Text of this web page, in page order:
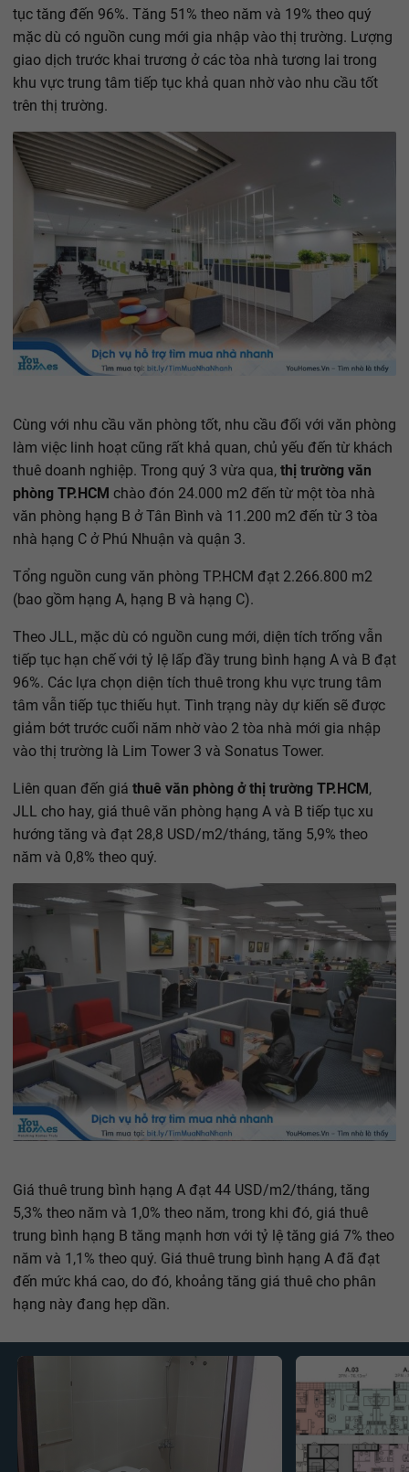
tục tăng đến 96%. Tăng 51% theo năm và 19% theo quý
mặc dù có nguồn cung mới gia nhập vào thị trường. Lượng
giao dịch trước khai trương ở các tòa nhà tương lai trong
khu vực trung tâm tiếp tục khả quan nhờ vào nhu cầu tốt
trên thị trường.
Cùng với nhu cầu văn phòng tốt, nhu cầu đối với văn phòng
làm việc linh hoạt cũng rất khả quan, chủ yếu đến từ khách
thuê doanh nghiệp. Trong quý 3 vừa qua, thị trường văn
phòng TP.HCM chào đón 24.000 m2 đến từ một tòa nhà
văn phòng hạng B ở Tân Bình và 11.200 m2 đến từ 3 tòa
nhà hạng C ở Phú Nhuận và quận 3.
Tổng nguồn cung văn phòng TP.HCM đạt 2.266.800 m2
(bao gồm hạng A, hạng B và hạng C).
Theo JLL, mặc dù có nguồn cung mới, diện tích trống vẫn
tiếp tục hạn chế với tỷ lệ lấp đầy trung bình hạng A và B đạt
96%. Các lựa chọn diện tích thuê trong khu vực trung tâm
tâm vẫn tiếp tục thiếu hụt. Tình trạng này dự kiến sẽ được
giảm bớt trước cuối năm nhờ vào 2 tòa nhà mới gia nhập
vào thị trường là Lim Tower 3 và Sonatus Tower.
Liên quan đến giá thuê văn phòng ở thị trường TP.HCM ,
JLL cho hay, giá thuê văn phòng hạng A và B tiếp tục xu
hướng tăng và đạt 28,8 USD/m2/tháng, tăng 5,9% theo
năm và 0,8% theo quý.
Giá thuê trung bình hạng A đạt 44 USD/m2/tháng, tăng
5,3% theo năm và 1,0% theo năm, trong khi đó, giá thuê
trung bình hạng B tăng mạnh hơn với tỷ lệ tăng giá 7% theo
năm và 1,1% theo quý. Giá thuê trung bình hạng A đã đạt
đến mức khá cao, do đó, khoảng tăng giá thuê cho phân
hạng này đang hẹp dần.